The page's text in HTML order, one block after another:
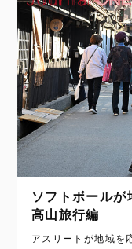
ソフトボール
高山旅行編
アスリートが地域を